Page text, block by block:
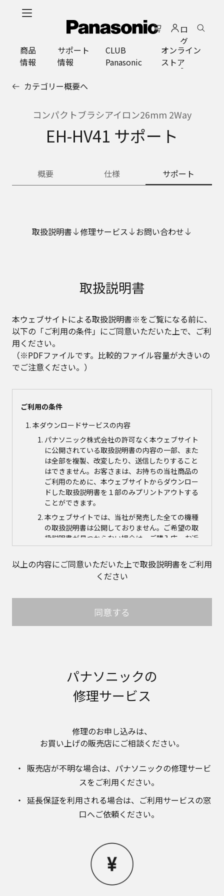
ロ
グ
イ
ン
商品
情報
サポート
情報
CLUB
Panasonic
オンライン
ストア
カテゴリー概要へ
コンパクトブラシアイロン26mm 2Way
EH-HV41 サポート
概要 仕様 サポート
取扱説明書 修理サービス お問い合わせ
取扱説明書
本ウェブサイトによる取扱説明書※をご覧になる前に、
以下の「ご利用の条件」にご同意いただいた上で、ご利
用ください。
（※PDFファイルです。比較的ファイル容量が大きいの
でご注意ください。）
ご利用の条件
本ダウンロードサービスの内容
パナソニック株式会社の許可なく本ウェブサイト
に公開されている取扱説明書の内容の一部、また
は全部を複製、改変したり、送信したりすること
はできません。お客さまは、お持ちの当社商品の
ご利用のために、本ウェブサイトからダウンロー
ドした取扱説明書を１部のみプリントアウトする
ことができます。
本ウェブサイトでは、当社が発売した全ての機種
の取扱説明書は公開しておりません。ご希望の取
扱説明書が見つからない場合は、ご購入店、お近
くの当社商品の取扱店、または当社サービス会社
に直接お問い合わせの上、ご購入いただきますよ
うお願いいたします。ただし、商品自体の生産中
止などの理由により、当該商品につき取扱説明書
めご了承ください。
本ウェブサイトに公開されている取扱説明書の対
象商品が生産中止などの理由でご購入できない場
のお取り扱いについて。パナソニック株式会社お
内容を、ご相談への対応や修理、その確認などの
する場合や正当な理由がある場合を除き、第三者
に提供しません。お問い合わせは、ご相談された
窓口にご連絡ください。
書は、原則として商品が発売された当初のものを
掲載しています。したがいまして、会社名やお客
があります。また、本ウェブサイトに公開されて
いる説明書の記載内容と、お客様がお持ちの商品
いる取扱説明書の内容とお手持ちの商品の仕様に
相違がある場合は、ご購入店、お近くの当社商品
の取扱店、または当社サービス会社に直接お問い
合わせください。また、商品に同梱される取扱説
明書が改訂されている場合、当社の選択により、
以上の内容にご同意いただいた上で取扱説明書をご利用
ください
同意する
パナソニックの
修理サービス
修理のお申し込みは、​
お買い上げの販売店にご相談ください。​
販売店が不明な場合は、​パナソニックの修理サービ
スをご利用ください。​
延長保証を利用される場合は、​ご利用サービスの窓
口へご依頼ください。